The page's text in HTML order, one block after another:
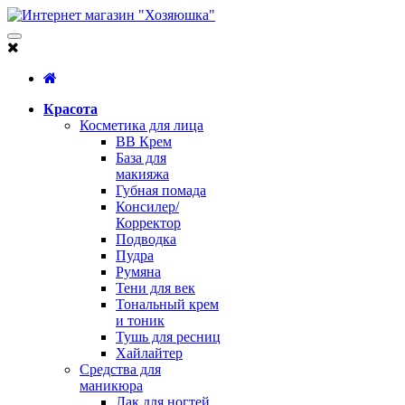
Красота
Косметика для лица
BB Крем
База для
макияжа
Губная помада
Консилер/
Корректор
Подводка
Пудра
Румяна
Тени для век
Тональный крем
и тоник
Тушь для ресниц
Хайлайтер
Средства для
маникюра
Лак для ногтей